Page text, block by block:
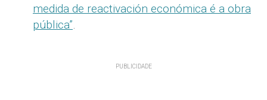
medida de reactivación económica é a obra
pública”.